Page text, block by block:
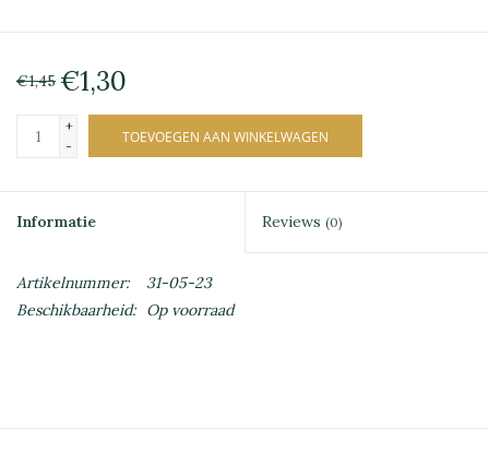
€1,45 €1,30
+
-
TOEVOEGEN AAN WINKELWAGEN
Informatie Reviews (0)
Artikelnummer:
31-05-23
Beschikbaarheid:
Op voorraad